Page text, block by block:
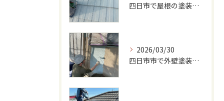
四日市で屋根の塗装をしています
2026/03/30
四日市市で外壁塗装をしています